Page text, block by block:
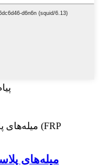
میله‌های